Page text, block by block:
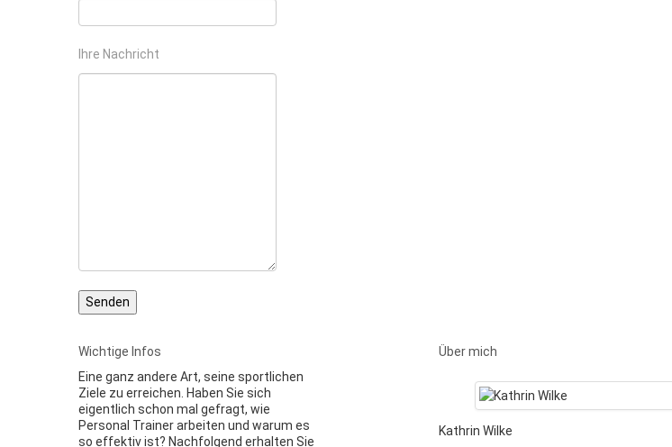
Ihre Nachricht
Wichtige Infos
Eine ganz andere Art, seine sportlichen
Ziele zu erreichen. Haben Sie sich
eigentlich schon mal gefragt, wie
Personal Trainer arbeiten und warum es
so effektiv ist? Nachfolgend erhalten Sie
Über mich
Kathrin Wilke